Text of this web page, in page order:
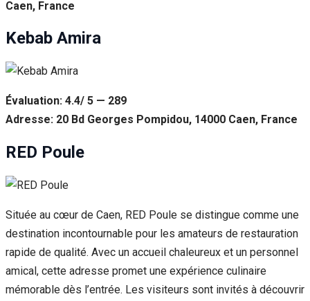
Caen, France
Kebab Amira
Évaluation: 4.4/ 5 — 289
Adresse: 20 Bd Georges Pompidou, 14000 Caen, France
RED Poule
Située au cœur de Caen, RED Poule se distingue comme une
destination incontournable pour les amateurs de restauration
rapide de qualité. Avec un accueil chaleureux et un personnel
amical, cette adresse promet une expérience culinaire
mémorable dès l’entrée. Les visiteurs sont invités à découvrir